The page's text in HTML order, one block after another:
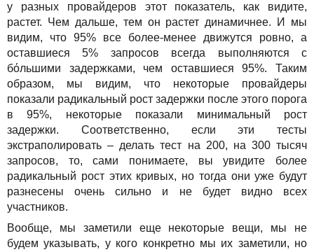
у разных провайдеров этот показатель, как видите,
растет. Чем дальше, тем он растет динамичнее. И мы
видим, что 95% все более-менее движутся ровно, а
оставшиеся 5% запросов всегда выполняются с
бόльшими задержками, чем оставшиеся 95%. Таким
образом, мы видим, что некоторые провайдеры
показали радикальный рост задержки после этого порога
в 95%, некоторые показали минимальный рост
задержки. Соответственно, если эти тесты
экстраполировать – делать тест на 200, на 300 тысяч
запросов, то, сами понимаете, вы увидите более
радикальный рост этих кривых, но тогда они уже будут
разнесены очень сильно и не будет видно всех
участников.
Вообще, мы заметили еще некоторые вещи, мы не
будем указывать, у кого конкретно мы их заметили, но